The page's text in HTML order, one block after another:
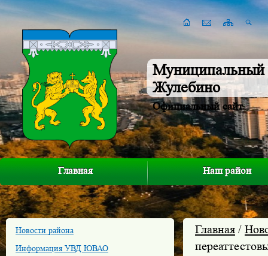
Муниципальный
Жулебино
Официальный сайт
Главная Наш район
Новости района
Информация УВД ЮВАО
Главная /